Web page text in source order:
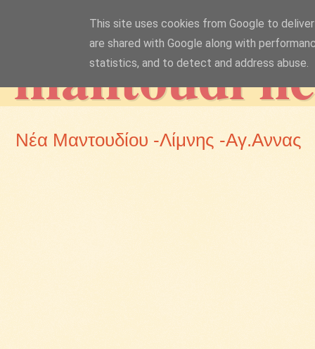
mantoudi
Νέα Μαντουδίου -Λίμνης -Αγ.Αννας
This site uses cookies from Google to
are shared with Google along with
statistics, and to detect and address abuse.